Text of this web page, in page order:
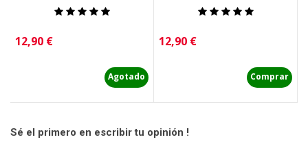
Precio
12,90 €
Agotado
Precio
12,90 €
Comprar
Sé el primero en escribir tu opinión !